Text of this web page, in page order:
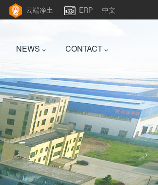
云端净土 ERP 中文
NEWS CONTACT